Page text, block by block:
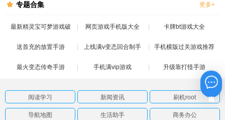
专题合集 更多+
最新精灵宝可梦游戏破
解版
网页游戏手机版大全 卡牌bt游戏大全
送首充的放置手游 上线满v变态回合制手
游
手机横版过关游戏推荐
最火变态传奇手游 手机满vip游戏 升级靠打怪手游
阅读学习 新闻资讯 刷机root
导航地图 生活助手 商务办公